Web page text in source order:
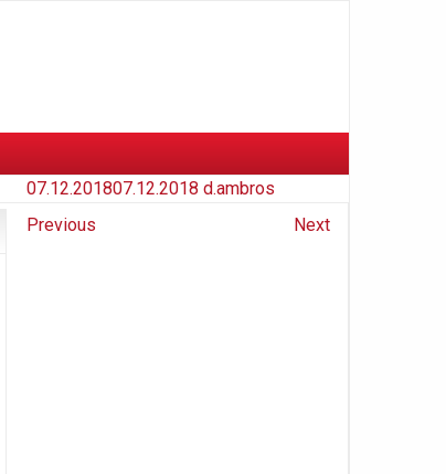
07.12.201807.12.2018 d.ambros
Previous
Next